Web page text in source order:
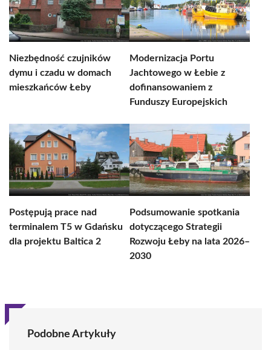
Niezbędność czujników
dymu i czadu w domach
mieszkańców Łeby
Modernizacja Portu
Jachtowego w Łebie z
dofinansowaniem z
Funduszy Europejskich
Postępują prace nad
terminalem T5 w Gdańsku
dla projektu Baltica 2
Podsumowanie spotkania
dotyczącego Strategii
Rozwoju Łeby na lata 2026–
2030
Podobne Artykuły